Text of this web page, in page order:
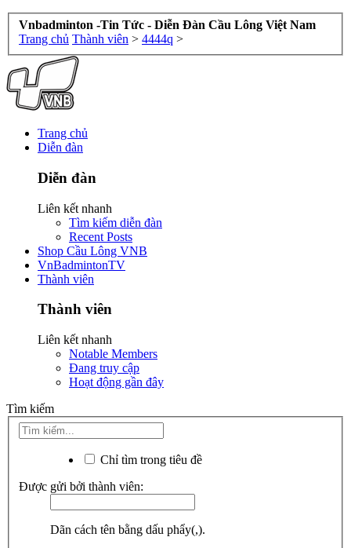
Vnbadminton -Tin Tức - Diễn Đàn Cầu Lông Việt Nam
Trang chủ Thành viên > 4444q >
Trang chủ
Diễn đàn
Diễn đàn
Liên kết nhanh
Tìm kiếm diễn đàn
Recent Posts
Shop Cầu Lông VNB
VnBadmintonTV
Thành viên
Thành viên
Liên kết nhanh
Notable Members
Đang truy cập
Hoạt động gần đây
Tìm kiếm
Chỉ tìm trong tiêu đề
Được gửi bởi thành viên:
Dãn cách tên bằng dấu phẩy(,).